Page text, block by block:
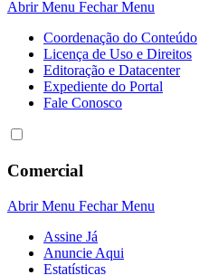
Abrir Menu Fechar Menu
Coordenação do Conteúdo
Licença de Uso e Direitos
Editoração e Datacenter
Expediente do Portal
Fale Conosco
Comercial
Abrir Menu Fechar Menu
Assine Já
Anuncie Aqui
Estatísticas